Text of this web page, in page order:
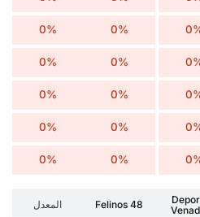
0%
0%
0%
0%
0%
0%
0%
0%
0%
0%
Felinos 48 المعدل